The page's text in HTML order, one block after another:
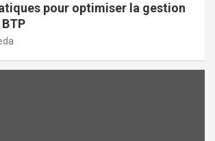
pour optimiser la gestion